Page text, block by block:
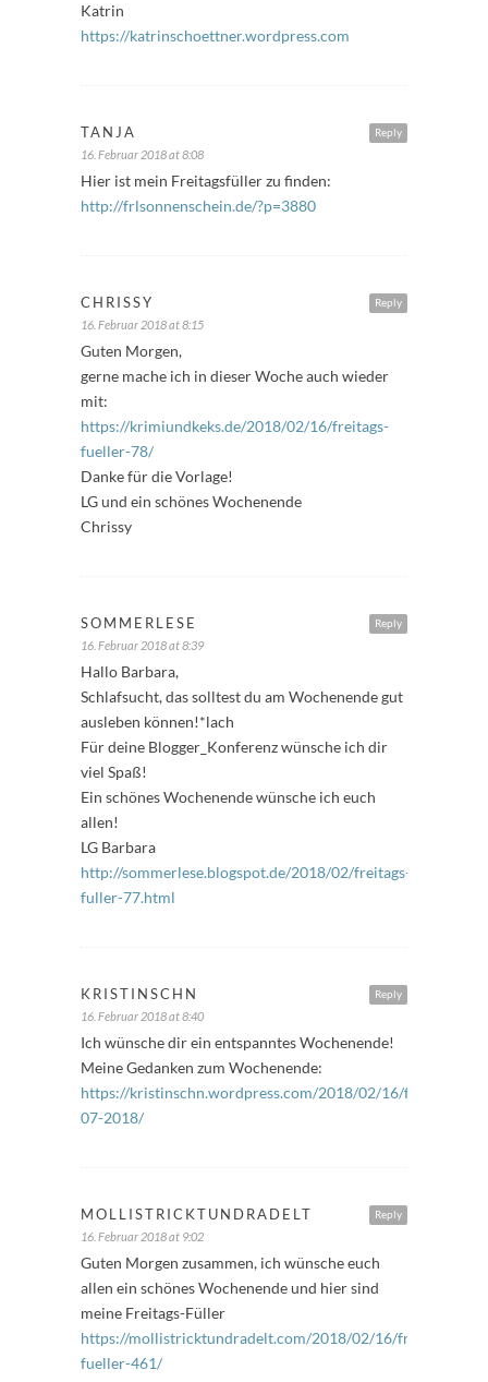
Katrin
https://katrinschoettner.wordpress.com
Reply
TANJA
16. Februar 2018 at 8:08
Hier ist mein Freitagsfüller zu finden:
http://frlsonnenschein.de/?p=3880
Reply
CHRISSY
16. Februar 2018 at 8:15
Guten Morgen,
gerne mache ich in dieser Woche auch wieder
mit:
https://krimiundkeks.de/2018/02/16/freitags-
fueller-78/
Danke für die Vorlage!
LG und ein schönes Wochenende
Chrissy
Reply
SOMMERLESE
16. Februar 2018 at 8:39
Hallo Barbara,
Schlafsucht, das solltest du am Wochenende gut
ausleben können!*lach
Für deine Blogger_Konferenz wünsche ich dir
viel Spaß!
Ein schönes Wochenende wünsche ich euch
allen!
LG Barbara
http://sommerlese.blogspot.de/2018/02/freitags-
fuller-77.html
Reply
KRISTINSCHN
16. Februar 2018 at 8:40
Ich wünsche dir ein entspanntes Wochenende!
Meine Gedanken zum Wochenende:
https://kristinschn.wordpress.com/2018/02/16/
07-2018/
Reply
MOLLISTRICKTUNDRADELT
16. Februar 2018 at 9:02
Guten Morgen zusammen, ich wünsche euch
allen ein schönes Wochenende und hier sind
meine Freitags-Füller
https://mollistricktundradelt.com/2018/02/16/freitags-
fueller-461/